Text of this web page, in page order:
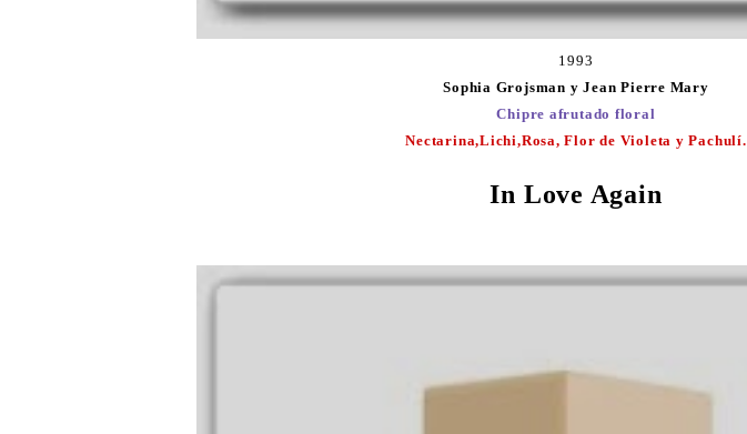
1993
Sophia Grojsman y Jean Pierre Mary
Chipre afrutado floral
Nectarina,Lichi,Rosa, Flor de Violeta y Pachulí.
In Love Again